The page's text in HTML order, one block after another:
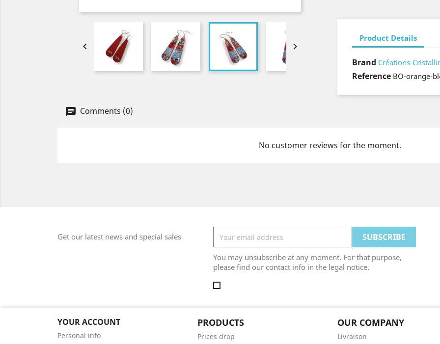
 
Product Details
Brand Créations-
Reference BO-orange-
Comments (0)
No customer reviews for the moment.
Get our latest news and special sales
You may unsubscribe at any moment. For that purpose,
please find our contact info in the legal notice.
YOUR ACCOUNT
Personal info
PRODUCTS
Prices drop
OUR COMPANY
Livraison